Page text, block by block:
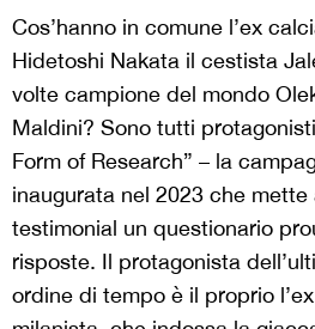
Cos’hanno in comune l’ex
Hidetoshi Nakata il cestista
volte campione del mondo
Maldini? Sono tutti
Form of Research” – la
inaugurata nel 2023 che
testimonial un questionario
risposte. Il protagonista
ordine di tempo è il proprio